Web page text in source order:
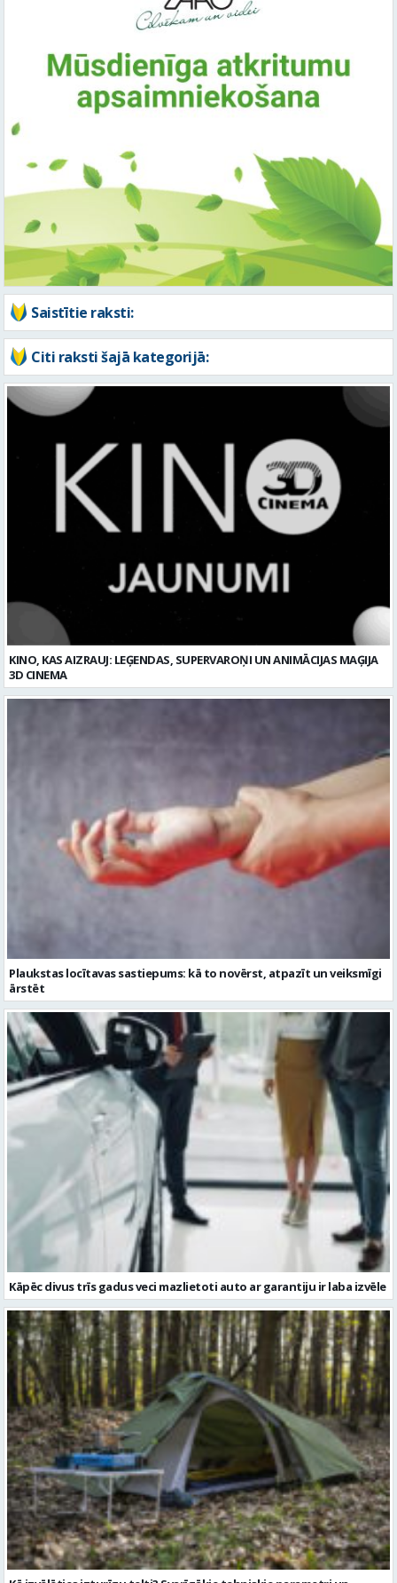
Saistītie raksti:
Citi raksti šajā kategorijā:
Plaukstas locītavas sastiepums: kā to novērst, atpazīt un veiksmīgi
Kāpēc divus trīs gadus veci mazlietoti auto ar garantiju ir laba izvēle
Kā izvēlēties izturīgu telti? Svarīgākie tehniskie parametri un
salīdzinājums